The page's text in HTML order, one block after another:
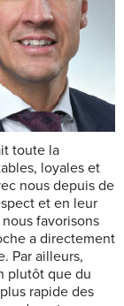
toute la
loyales et
nous depuis de
et en leur
favorisons
a directement
Par ailleurs,
plutôt que du
rapide des